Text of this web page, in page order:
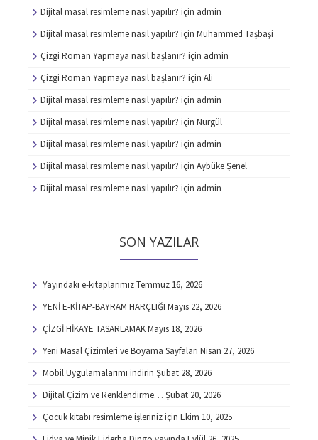
Dijital masal resimleme nasıl yapılır? için admin
Dijital masal resimleme nasıl yapılır? için Muhammed Taşbaşi
Çizgi Roman Yapmaya nasıl başlanır? için admin
Çizgi Roman Yapmaya nasıl başlanır? için Ali
Dijital masal resimleme nasıl yapılır? için admin
Dijital masal resimleme nasıl yapılır? için Nurgül
Dijital masal resimleme nasıl yapılır? için admin
Dijital masal resimleme nasıl yapılır? için Aybüke Şenel
Dijital masal resimleme nasıl yapılır? için admin
SON YAZILAR
Yayındaki e-kitaplarımızTemmuz 16, 2026
YENİ E-KİTAP-BAYRAM HARÇLIĞI Mayıs 22, 2026
ÇİZGİ HİKAYE TASARLAMAKMayıs 18, 2026
Yeni Masal Çizimleri ve Boyama Sayfaları Nisan 27, 2026
Mobil Uygulamalarımı indirin Şubat 28, 2026
Dijital Çizim ve Renklendirme… Şubat 20, 2026
Çocuk kitabı resimleme işleriniz için Ekim 10, 2025